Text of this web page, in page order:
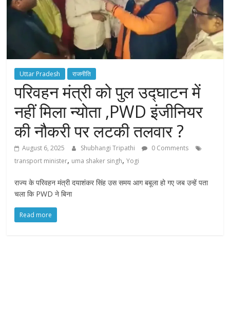
Uttar Pradesh राजनीति
परिवहन मंत्री को पुल उद्घाटन में
नहीं मिला न्योता ,PWD इंजीनियर
की नौकरी पर लटकी तलवार ?
August 6, 2025 Shubhangi Tripathi
0 Comments
transport minister, uma shaker singh,Yogi
राज्य के परिवहन मंत्री दयाशंकर सिंह उस समय आग बबूला हो गए जब उन्हें पता
चला कि PWD ने बिना
Read more